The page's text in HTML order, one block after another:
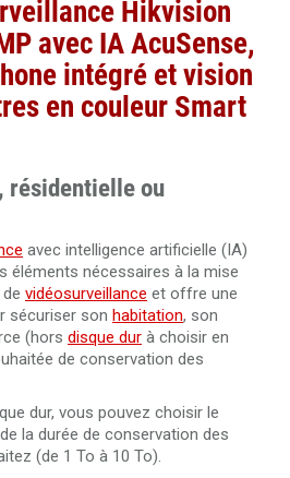
305 mètres Dahua PFM920I-5EUN
intérieur 305 mètres 100% cuivre
Dahua PFM923I-6UN-C
C/White
20 mètres Ultra HD 4K
30 mètres Ultra HD 4K
40 mètres Ultra HD 4K
mètres en fibre optique 4K Ultra
mètres en fibre optique 4K Ultra
Hikvision
avec IAAcuSense,
intégré et vision
en couleur Smart
résidentielle ou
avec intelligence artificielle (IA)
éléments nécessaires à la mise
vidéosurveillance et offre une
sécuriser son habitation, son
(hors disque dur à choisir en
de conservation des
dur, vous pouvez choisir le
la durée de conservation des
(de 1 To à 10 To).